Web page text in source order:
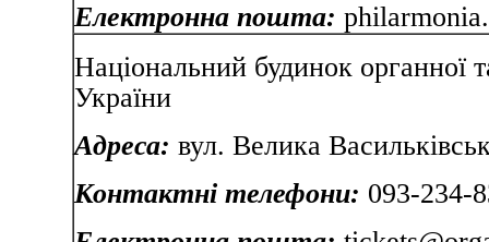
Електронна пошта:
Національний будинок органної
України
Адреса: вул. Велика
Контактні телефони: 093-234-